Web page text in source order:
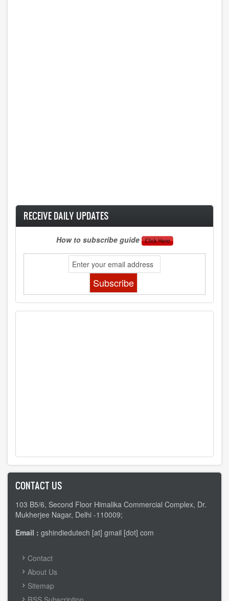
RECEIVE DAILY UPDATES
How to subscribe guide
CONTACT US
103 B5/6, Second Floor Himalika Commercial Complex, Dr.
Mukherjee Nagar, Delhi -110009;
Email : gshindiedutech [at] gmail [dot] com
FOOTER
MENU
Contact
About Us
Sitemap